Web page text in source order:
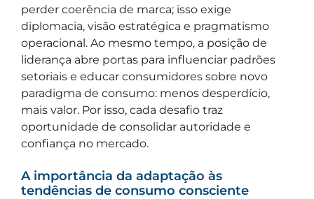
perder coerência de marca; isso exige
diplomacia, visão estratégica e pragmatismo
operacional. Ao mesmo tempo, a posição de
liderança abre portas para influenciar padrões
setoriais e educar consumidores sobre novo
paradigma de consumo: menos desperdício,
mais valor. Por isso, cada desafio traz
oportunidade de consolidar autoridade e
confiança no mercado.
A importância da adaptação às
tendências de consumo consciente